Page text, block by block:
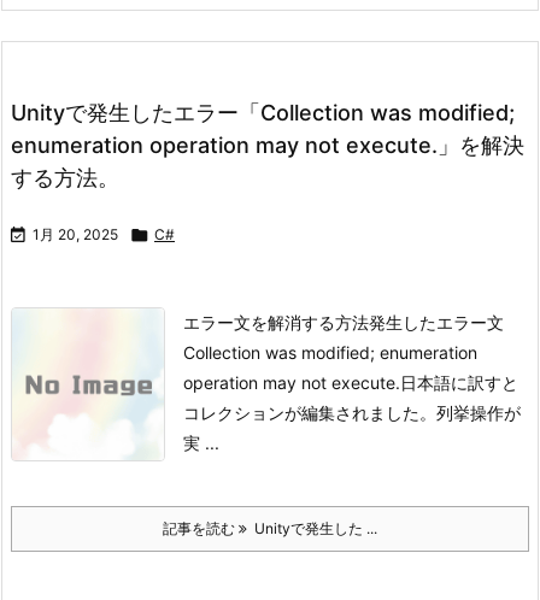
Unityで発生したエラー「Collection was modified;
enumeration operation may not execute.」を解決
する方法。
 1月 20, 2025  C#
エラー文を解消する方法発生したエラー文
Collection was modified; enumeration
operation may not execute.日本語に訳すと
コレクションが編集されました。列挙操作が
実 ...
記事を読む Unityで発生した ...